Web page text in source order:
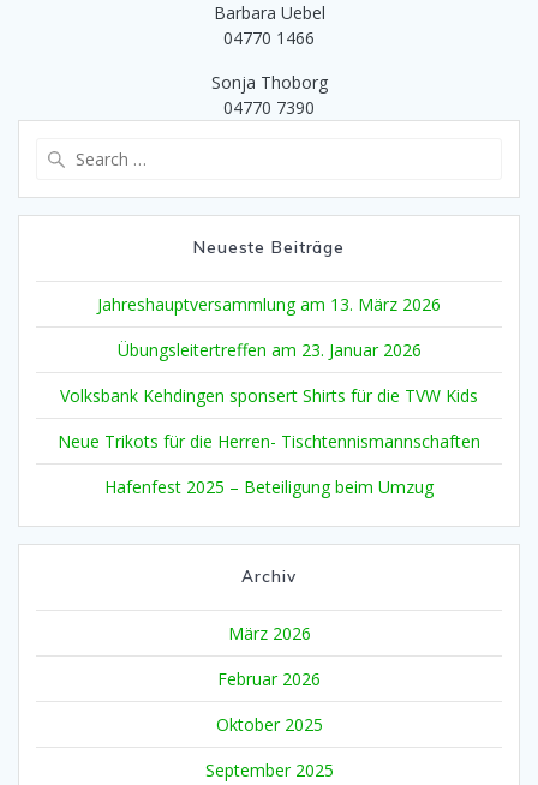
Barbara Uebel
04770 1466
Sonja Thoborg
04770 7390
Neueste Beiträge
Jahreshauptversammlung am 13. März 2026
Übungsleitertreffen am 23. Januar 2026
Volksbank Kehdingen sponsert Shirts für die TVW Kids
Neue Trikots für die Herren- Tischtennismannschaften
Hafenfest 2025 – Beteiligung beim Umzug
Archiv
März 2026
Februar 2026
Oktober 2025
September 2025